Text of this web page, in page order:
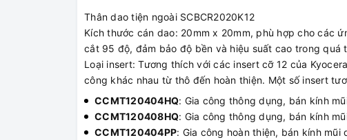
Thân dao tiện ngoài SCBCR2020K12
Kích thước cán dao: 20mm x 20mm, phù hợp cho các
cắt 95 độ, đảm bảo độ bền và hiệu suất cao trong quá
Loại insert: Tương thích với các insert cỡ 12 của
công khác nhau từ thô đến hoàn thiện. Một số insert
CCMT120404HQ: Gia công thông dụng, bán kính
CCMT120408HQ: Gia công thông dụng, bán kính
CCMT120404PP: Gia công hoàn thiện, bán kính mũi